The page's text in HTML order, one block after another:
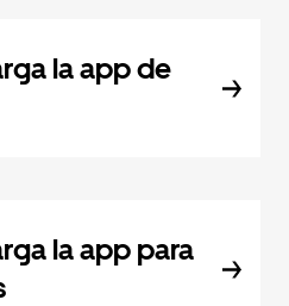
la app de
la app para